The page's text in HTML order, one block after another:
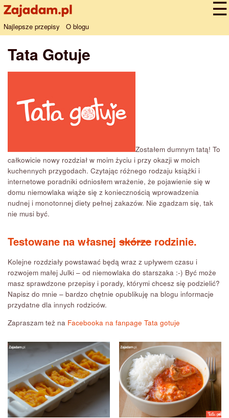
Najlepsze przepisy O blogu
Tata Gotuje
Zostałem dumnym tatą! To
całkowicie nowy rozdział w moim życiu i przy okazji w moich
kuchennych przygodach. Czytając różnego rodzaju książki i
internetowe poradniki odniosłem wrażenie, że pojawienie się w
domu niemowlaka wiąże się z koniecznością wprowadzenia
nudnej i monotonnej diety pełnej zakazów. Nie zgadzam się, tak
nie musi być.
Testowane na własnej skórze rodzinie.
Kolejne rozdziały powstawać będą wraz z upływem czasu i
rozwojem małej Julki – od niemowlaka do starszaka :-) Być może
masz sprawdzone przepisy i porady, którymi chcesz się podzielić?
Napisz do mnie – bardzo chętnie opublikuję na blogu informacje
przydatne dla innych rodziców.
Zapraszam też na Facebooka na fanpage Tata gotuje